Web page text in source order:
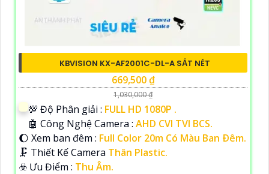
KBVISION KX-AF2001C-DL-A SẮT NÉT
669,500 ₫
1,030,000 ₫
💯 Độ Phân giải : FULL HD 1080P .
🤖️ Công Nghệ Camera : AHD CVI TVI BCS.
🌔 Xem ban đêm : Full Color 20m Có Màu Ban Ðêm.
🗜️ Thiết Kế Camera Thân Plastic.
️☣️ Ưu Điểm : Thu Âm.